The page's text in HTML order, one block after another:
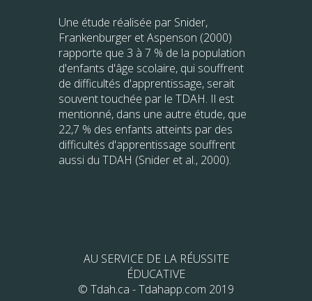
Une étude réalisée par Snider,
Frankenburger et Aspenson (2000)
rapporte que 3 à 7 % de la population
d'enfants d'âge scolaire, qui souffrent
de difficultés d'apprentissage, serait
souvent touchée par le TDAH. Il est
mentionné, dans une autre étude, que
22,7 % des enfants atteints par des
difficultés d'apprentissage souffrent
aussi du TDAH (Snider et al., 2000).
AU SERVICE DE LA RÉUSSITE
ÉDUCATIVE
© Tdah.ca - Tdahapp.com 2019